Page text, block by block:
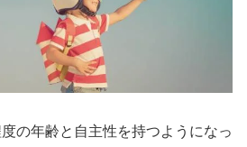
の年齢と自主性を持つようになっ